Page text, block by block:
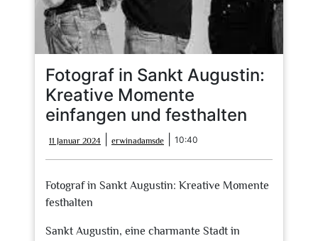
Fotograf in Sankt Augustin:
Kreative Momente
einfangen und festhalten
11 Januar 2024
Januar
2024
erwinadamsde erwinadamsde
10:40
Fotograf in Sankt Augustin: Kreative Momente
festhalten
Sankt Augustin, eine charmante Stadt in